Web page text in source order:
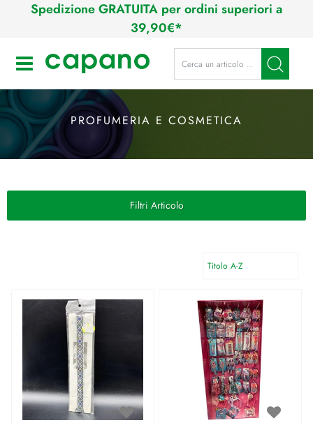
Spedizione GRATUITA per ordini superiori a
39,90€*
Open La modifica di un filtro
PROFUMERIA E COSMETICA
Filtri Articolo